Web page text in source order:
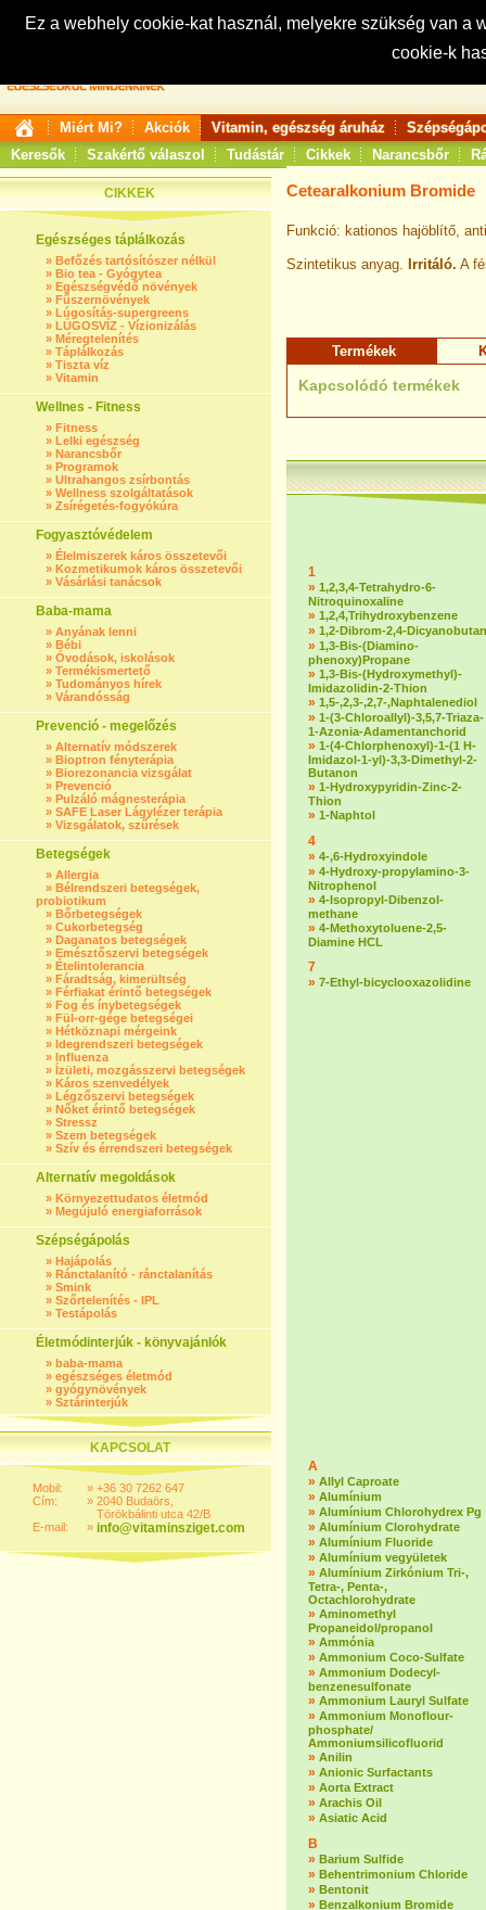
Ez a webhely cookie-kat használ, melyekre szükség van
cookie-k
Keresés:
Miért Mi? Akciók Vitamin, egészség áruház
Keresők
Szakértő válaszol Tudástár Cikkek Narancsbőr
CIKKEK
Egészséges táplálkozás
» Befőzés tartósítószer nélkül
» Bio tea - Gyógytea
» Egészségvédő növények
» Fűszernövények
» Lúgosítás-supergreens
» LÚGOSVÍZ - Vízionizálás
» Méregtelenítés
» Táplálkozás
» Tiszta víz
» Vitamin
Wellnes - Fitness
» Fitness
» Lelki egészség
» Narancsbőr
» Programok
» Ultrahangos zsírbontás
» Wellness szolgáltatások
» Zsírégetés-fogyókúra
Fogyasztóvédelem
» Élelmiszerek káros összetevői
» Kozmetikumok káros összetevői
» Vásárlási tanácsok
Baba-mama
» Anyának lenni
» Bébi
» Óvodások, iskolások
» Termékismertető
» Tudományos hírek
» Várandósság
Prevenció - megelőzés
» Alternatív módszerek
» Bioptron fényterápia
» Biorezonancia vizsgálat
» Prevenció
» Pulzáló mágnesterápia
» SAFE Laser Lágylézer terápia
» Vizsgálatok, szűrések
Betegségek
» Allergia
» Bélrendszeri betegségek,
probiotikum
» Bőrbetegségek
» Cukorbetegség
» Daganatos betegségek
» Emésztőszervi betegségek
» Ételintolerancia
» Fáradtság, kimerültség
» Férfiakat érintő betegségek
» Fog és ínybetegségek
» Fül-orr-gége betegségei
» Hétköznapi mérgeink
» Idegrendszeri betegségek
» Influenza
» Ízületi, mozgásszervi betegségek
» Káros szenvedélyek
» Légzőszervi betegségek
» Nőket érintő betegségek
» Stressz
» Szem betegségek
» Szív és érrendszeri betegségek
Alternatív megoldások
» Környezettudatos életmód
» Megújuló energiaforrások
Szépségápolás
» Hajápolás
» Ránctalanító - ránctalanítás
» Smink
» Szőrtelenítés - IPL
» Testápolás
Életmódinterjúk - könyvajánlók
» baba-mama
» egészséges életmód
» gyógynövények
» Sztárinterjúk
KAPCSOLAT
Mobil:
Cím:
E-mail:
»
»
»
+36 30 7262 647
2040 Budaörs,
Törökbálinti utca 42/B
info@vitaminsziget.com
Cetearalkonium Bromide
Funkció: kationos hajöblítő,
Szintetikus anyag. Irritáló. A
Termékek
Kapcsolódó termékek
1
» 1,2,3,4-Tetrahydro-6-
Nitroquinoxaline
» 1,2,4,Trihydroxybenzene
» 1,2-Dibrom-2,4-Dicyanobutan
» 1,3-Bis-(Diamino-
phenoxy)Propane
» 1,3-Bis-(Hydroxymethyl)-
Imidazolidin-2-Thion
» 1,5-,2,3-,2,7-,Naphtalenediol
» 1-(3-Chloroallyl)-3,5,7-Triaza-
1-Azonia-Adamentanchorid
» 1-(4-Chlorphenoxyl)-1-(1 H-
Imidazol-1-yl)-3,3-Dimethyl-2-
Butanon
» 1-Hydroxypyridin-Zinc-2-
Thion
» 1-Naphtol
4
» 4-,6-Hydroxyindole
» 4-Hydroxy-propylamino-3-
Nitrophenol
» 4-Isopropyl-Dibenzol-
methane
» 4-Methoxytoluene-2,5-
Diamine HCL
7
» 7-Ethyl-bicyclooxazolidine
A
» Allyl Caproate
» Alumínium
» Alumínium Chlorohydrex Pg
» Alumínium Clorohydrate
» Alumínium Fluoride
» Alumínium vegyületek
» Alumínium Zirkónium Tri-,
Tetra-, Penta-,
Octachlorohydrate
» Aminomethyl
Propaneidol/propanol
» Ammónia
» Ammonium Coco-Sulfate
» Ammonium Dodecyl-
benzenesulfonate
» Ammonium Lauryl Sulfate
» Ammonium Monoflour-
phosphate/
Ammoniumsilicofluorid
» Anilin
» Anionic Surfactants
» Aorta Extract
» Arachis Oil
» Asiatic Acid
B
» Barium Sulfide
» Behentrimonium Chloride
» Bentonit
» Benzalkonium Bromide